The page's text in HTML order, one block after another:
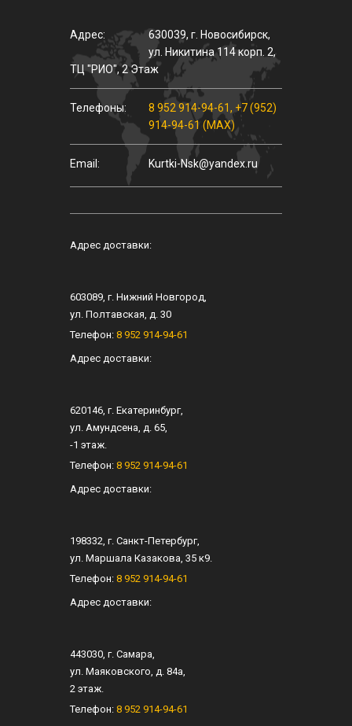
Адрес: 630039, г. Новосибирск,
ул. Никитина 114 корп. 2,
ТЦ "РИО", 2 Этаж
Телефоны: 8 952 914-94-61, +7 (952)
914-94-61 (MAX)
Email: Kurtki-Nsk@yandex.ru
Адрес доставки:
603089, г. Нижний Новгород,
ул. Полтавская, д. 30
Телефон: 8 952 914-94-61
Адрес доставки:
620146, г. Екатеринбург,
ул. Амундсена, д. 65,
-1 этаж.
Телефон: 8 952 914-94-61
Адрес доставки:
198332, г. Санкт-Петербург,
ул. Маршала Казакова, 35 к9.
Телефон: 8 952 914-94-61
Адрес доставки:
443030, г. Самара,
ул. Маяковского, д. 84а,
2 этаж.
Телефон: 8 952 914-94-61